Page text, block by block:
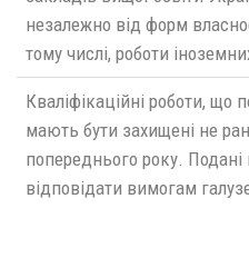
незалежно від форм
тому числі, роботи
Кваліфікаційні роботи, що
мають бути захищені не
попереднього року.
відповідати вимогам